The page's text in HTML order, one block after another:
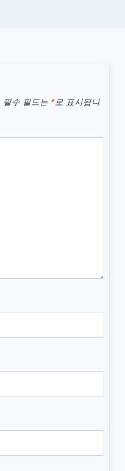
필수 필드는 *로 표시됩니